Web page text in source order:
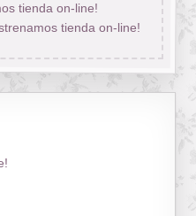
tienda on-line!
tienda on-line!